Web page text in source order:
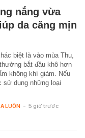
nắng vừa
da căng mịn
biệt là vào mùa Thu,
bắt đầu khô hơn
không khí giảm. Nếu
sử dụng những loại
LUÔN - 5 giờ trước